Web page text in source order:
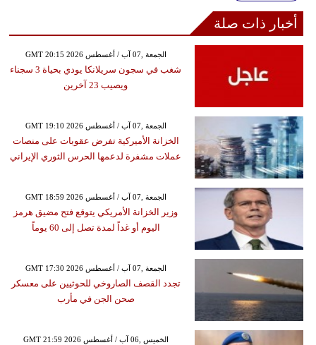
أخبار ذات صلة
GMT 20:15 2026 الجمعة ,07 آب / أغسطس
شغب في سجون سريلانكا يودي بحياة 3 سجناء
ويصيب 23 آخرين
GMT 19:10 2026 الجمعة ,07 آب / أغسطس
الخزانة الأميركية تفرض عقوبات على منصات
عملات مشفرة لدعمها الحرس الثوري الإيراني
GMT 18:59 2026 الجمعة ,07 آب / أغسطس
وزير الخزانة الأمريكي يتوقع فتح مضيق هرمز
اليوم أو غداً لمدة تصل إلى 60 يوماً
GMT 17:30 2026 الجمعة ,07 آب / أغسطس
تجدد القصف الصاروخي للحوثيين على معسكر
صحن الجن في مأرب
GMT 21:59 2026 الخميس ,06 آب / أغسطس